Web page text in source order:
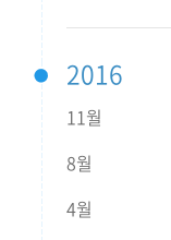
2016
11월
8월
4월